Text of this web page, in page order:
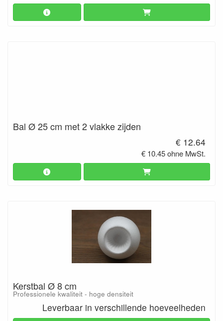
Bal Ø 25 cm met 2 vlakke zijden
€ 12.64
€ 10.45 ohne MwSt.
Kerstbal Ø 8 cm
Professionele kwaliteit - hoge densiteit
Leverbaar in verschillende hoeveelheden